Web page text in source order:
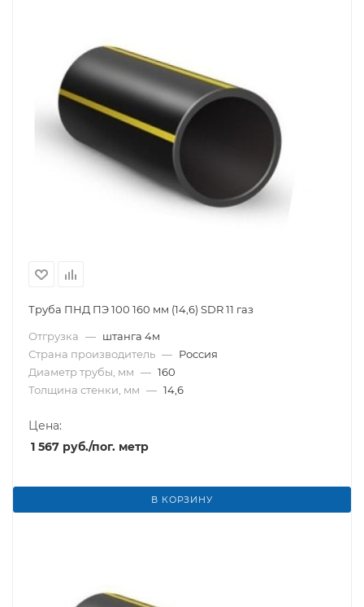
Труба ПНД ПЭ 100 160 мм (14,6) SDR 11 газ
Отгрузка — штанга 4м
Страна производитель — Россия
Диаметр трубы, мм — 160
Толщина стенки, мм — 14,6
Цена:
1 567 руб./пог. метр
В КОРЗИНУ